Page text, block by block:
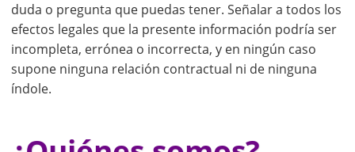
duda o pregunta que puedas tener. Señalar a todos los
efectos legales que la presente información podría ser
incompleta, errónea o incorrecta, y en ningún caso
supone ninguna relación contractual ni de ninguna
índole.